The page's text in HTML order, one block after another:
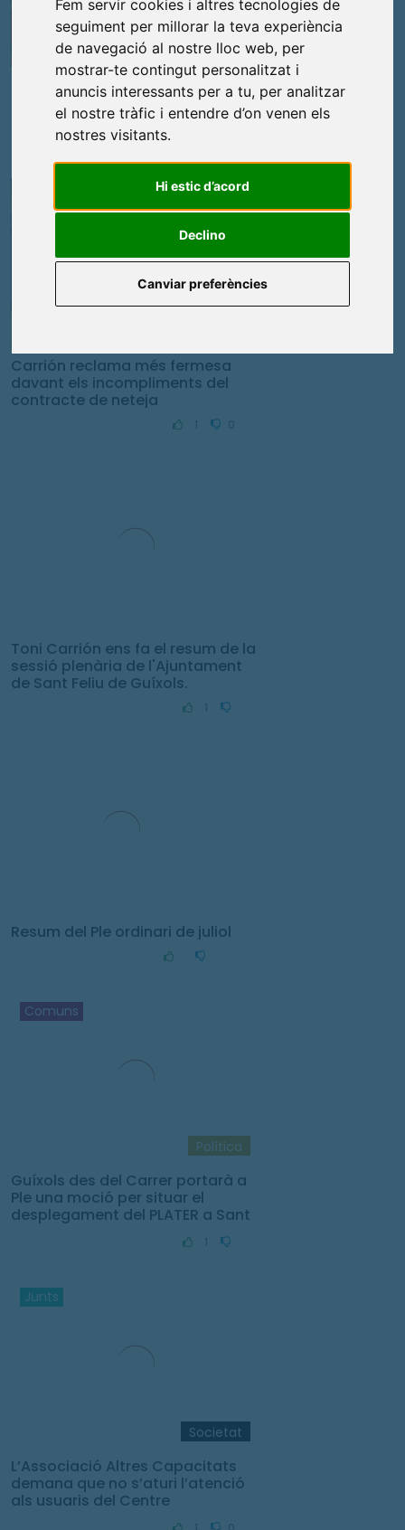
Fem servir cookies i altres tecnologies de
seguiment per millorar la teva experiència
de navegació al nostre lloc web, per
mostrar-te contingut personalitzat i
anuncis interessants per a tu, per analitzar
el nostre tràfic i entendre d’on venen els
nostres visitants.
Hi estic d’acord
Declino
Canviar preferències
Política
El Ple aprova el Reglament de la
Taula de coordinació pel dret a
l’habtatge
Carrión reclama més fermesa
davant els incompliments del
contracte de neteja
Toni Carrión ens fa el resum de la
sessió plenària de l'Ajuntament
de Sant Feliu de Guíxols.
Resum del Ple ordinari de juliol
Comuns
Política
Guíxols des del Carrer portarà a
Ple una moció per situar el
desplegament del PLATER a Sant
Junts
Societat
L’Associació Altres Capacitats
demana que no s’aturi l’atenció
als usuaris del Centre
Tramuntana durant les vacances